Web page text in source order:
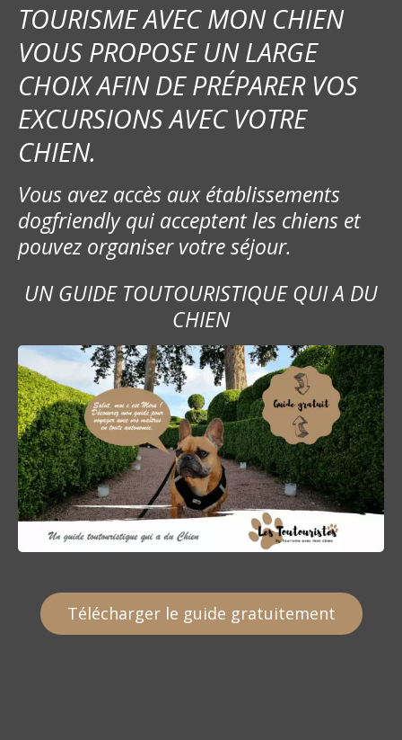
TOURISME AVEC MON CHIEN
VOUS PROPOSE UN LARGE
CHOIX AFIN DE PRÉPARER VOS
EXCURSIONS AVEC VOTRE
CHIEN.
Vous avez accès aux établissements
dogfriendly qui acceptent les chiens et
pouvez organiser votre séjour.
UN GUIDE TOUTOURISTIQUE QUI A DU
CHIEN
Télécharger le guide gratuitement